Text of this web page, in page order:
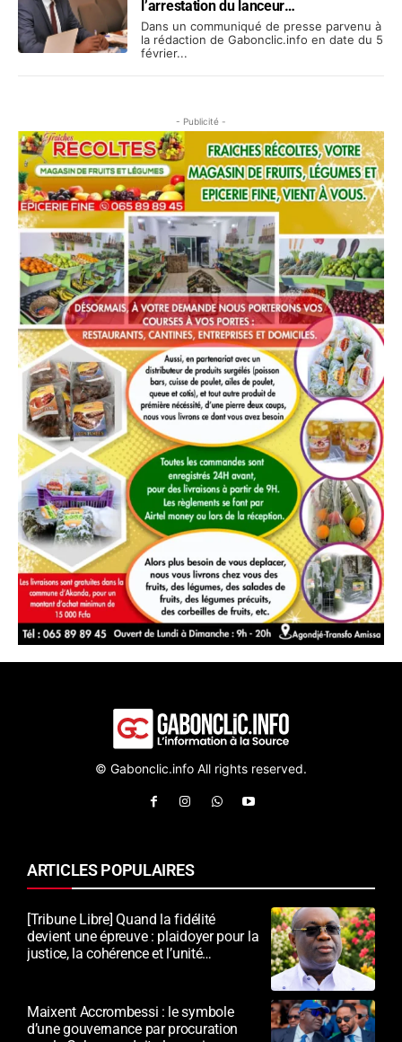
l’arrestation du lanceur
d’alerte Overmax
Dans un communiqué de presse parvenu à
la rédaction de Gabonclic.info en date du 5
février...
- Publicité -
© Gabonclic.info All rights reserved.
ARTICLES POPULAIRES
[Tribune Libre] Quand la fidélité
devient une épreuve : plaidoyer pour la
justice, la cohérence et l’unité
Maixent Accrombessi : le symbole
d’une gouvernance par procuration